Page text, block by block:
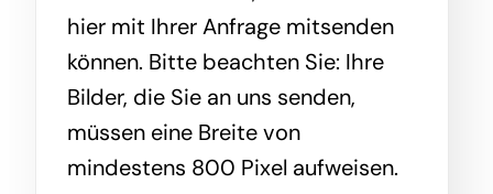
hier mit Ihrer Anfrage mitsenden
können. Bitte beachten Sie: Ihre
Bilder, die Sie an uns senden,
müssen eine Breite von
mindestens 800 Pixel aufweisen.